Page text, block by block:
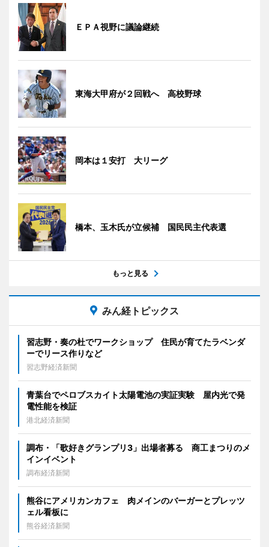
ＥＰＡ視野に議論継続
東海大甲府が２回戦へ 高校野球
岡本は１安打 大リーグ
橋本、玉木氏が立候補 国民民主代表選
もっと見る
みん経トピックス
習志野・奏の杜でワークショップ 住民が育てたラベンダ
ーでリース作りなど
習志野経済新聞
青葉台でペロブスカイト太陽電池の実証実験 屋内光で発
電性能を検証
港北経済新聞
調布・「歌好きグランプリ3」出場者募る 商工まつりのメ
インイベント
調布経済新聞
熊谷にアメリカンカフェ 肉メインのバーガーとプレッツ
ェル看板に
熊谷経済新聞